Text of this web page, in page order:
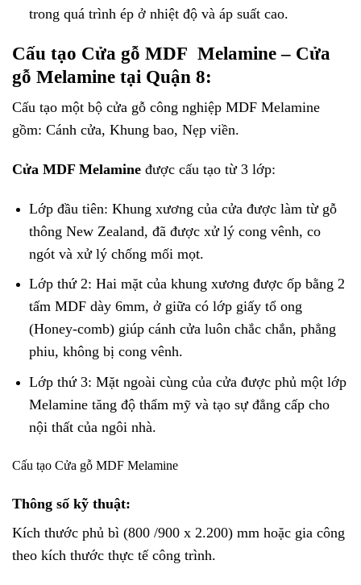
trong quá trình ép ở nhiệt độ và áp suất cao.
Cấu tạo Cửa gỗ MDF Melamine – Cửa
gỗ Melamine tại Quận 8:
Cấu tạo một bộ cửa gỗ công nghiệp MDF Melamine
gồm: Cánh cửa, Khung bao, Nẹp viền.
Cửa MDF Melamine được cấu tạo từ 3 lớp:
Lớp đầu tiên: Khung xương của cửa được làm từ gỗ
thông New Zealand, đã được xử lý cong vênh, co
ngót và xử lý chống mối mọt.
Lớp thứ 2: Hai mặt của khung xương được ốp bằng 2
tấm MDF dày 6mm, ở giữa có lớp giấy tổ ong
(Honey-comb) giúp cánh cửa luôn chắc chắn, phẳng
phiu, không bị cong vênh.
Lớp thứ 3: Mặt ngoài cùng của cửa được phủ một lớp
Melamine tăng độ thẩm mỹ và tạo sự đẳng cấp cho
nội thất của ngôi nhà.
Cấu tạo Cửa gỗ MDF Melamine
Thông số kỹ thuật:
Kích thước phủ bì (800 /900 x 2.200) mm hoặc gia công
theo kích thước thực tế công trình.